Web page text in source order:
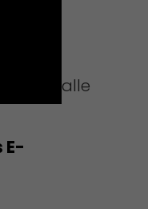
sind alle
E-